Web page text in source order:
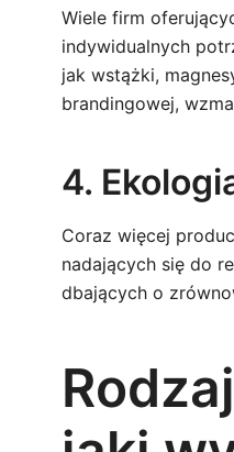
Wiele firm
indywidualnych
jak wstążki,
brandingowej,
4.
Coraz więcej
nadających się do
dbających o